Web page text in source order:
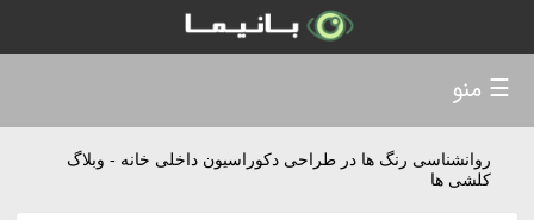
روانشناسی رنگ ها در طراحی دکوراسیون داخلی خانه - وبلاگ
کلشی ها
☰ منو